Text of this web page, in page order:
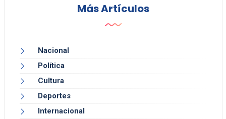
Más Artículos
Nacional
Política
Cultura
Deportes
Internacional